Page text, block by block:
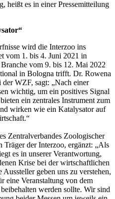
heißt es in einer Pressemitteilung
wird die Interzoo ins
vom 1. bis 4. Juni 2021 in
vom 9. bis 12. Mai 2022
in Bologna trifft. Dr. Rowena
WZF, sagt: „Nach einer
wichtig, um ein positives Signal
ein zentrales Instrument zum
wirken wie ein Katalysator auf
Zentralverbandes Zoologischer
Träger der Interzoo, ergänzt: „Als
es in unserer Verantwortung,
Krise bei der wirtschaftlichen
geben uns zu verstehen,
eine Veranstaltung von dem
werden sollte. Wir sind